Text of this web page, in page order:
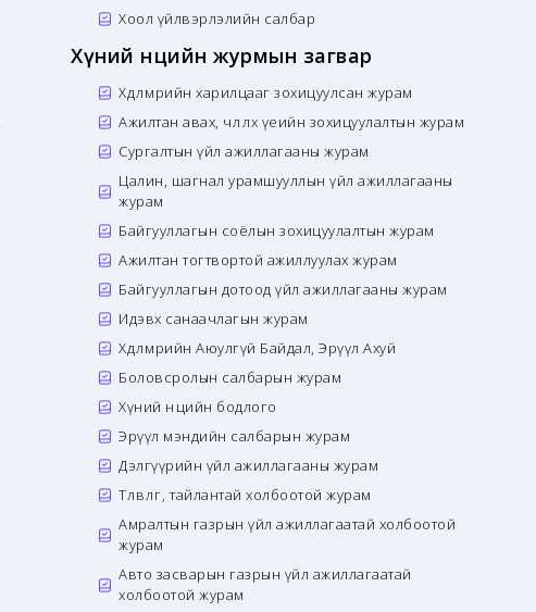
Хоол үйлвэрлэлийн салбар
Хүний нөөцийн журмын загвар
Хөдөлмөрийн харилцааг зохицуулсан журам
Ажилтан авах, чөлөөлөх үеийн зохицуулалтын журам
Сургалтын үйл ажиллагааны журам
Цалин, шагнал урамшууллын үйл ажиллагааны
журам
Байгууллагын соёлын зохицуулалтын журам
Ажилтан тогтвортой ажиллуулах журам
Байгууллагын дотоод үйл ажиллагааны журам
Идэвх санаачлагын журам
Хөдөлмөрийн Аюулгүй Байдал, Эрүүл Ахуй
Боловсролын салбарын журам
Хүний нөөцийн бодлого
Эрүүл мэндийн салбарын журам
Дэлгүүрийн үйл ажиллагааны журам
Төлөвлөгөө, тайлантай холбоотой журам
Амралтын газрын үйл ажиллагаатай холбоотой
журам
Авто засварын газрын үйл ажиллагаатай
холбоотой журам